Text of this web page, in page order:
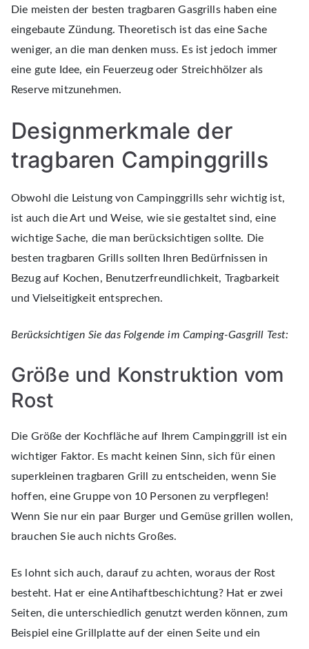
Die meisten der besten tragbaren Gasgrills haben eine
eingebaute Zündung. Theoretisch ist das eine Sache
weniger, an die man denken muss. Es ist jedoch immer
eine gute Idee, ein Feuerzeug oder Streichhölzer als
Reserve mitzunehmen.
Designmerkmale der
tragbaren Campinggrills
Obwohl die Leistung von Campinggrills sehr wichtig ist,
ist auch die Art und Weise, wie sie gestaltet sind, eine
wichtige Sache, die man berücksichtigen sollte. Die
besten tragbaren Grills sollten Ihren Bedürfnissen in
Bezug auf Kochen, Benutzerfreundlichkeit, Tragbarkeit
und Vielseitigkeit entsprechen.
Berücksichtigen Sie das Folgende im Camping-Gasgrill Test:
Größe und Konstruktion vom
Rost
Die Größe der Kochfläche auf Ihrem Campinggrill ist ein
wichtiger Faktor. Es macht keinen Sinn, sich für einen
superkleinen tragbaren Grill zu entscheiden, wenn Sie
hoffen, eine Gruppe von 10 Personen zu verpflegen!
Wenn Sie nur ein paar Burger und Gemüse grillen wollen,
brauchen Sie auch nichts Großes.
Es lohnt sich auch, darauf zu achten, woraus der Rost
besteht. Hat er eine Antihaftbeschichtung? Hat er zwei
Seiten, die unterschiedlich genutzt werden können, zum
Beispiel eine Grillplatte auf der einen Seite und ein